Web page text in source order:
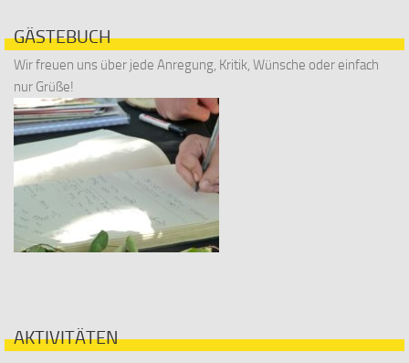
GÄSTEBUCH
Wir freuen uns über jede Anregung, Kritik, Wünsche oder einfach
nur Grüße!
AKTIVITÄTEN